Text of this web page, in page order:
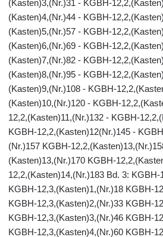
(Kasten)3,(Nr.)31 - KGBH-
(Kasten)4,(Nr.)44 - KGBH-
(Kasten)5,(Nr.)57 - KGBH-
(Kasten)6,(Nr.)69 - KGBH-
(Kasten)7,(Nr.)82 - KGBH-
(Kasten)8,(Nr.)95 - KGBH-
(Kasten)9,(Nr.)108 - KGBH-
(Kasten)10,(Nr.)120 - KGBH-
12,2,(Kasten)11,(Nr.)132 - KGBH-
KGBH-12,2,(Kasten)12(Nr.)145 -
(Nr.)157 KGBH-
(Kasten)13,(Nr.)170 KGBH-
12,2,(Kasten)14,(Nr.)183 Bd. 3:
KGBH-12,3,(Kasten)1,(Nr.)18 KGBH-
KGBH-12,3,(Kasten)2,(Nr.)33 KGBH-
KGBH-12,3,(Kasten)3,(Nr.)46 KGBH-
KGBH-12,3,(Kasten)4,(Nr.)60 KGBH-